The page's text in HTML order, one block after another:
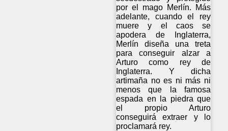
por el mago Merlín. Más
adelante, cuando el rey
muere y el caos se
apodera de Inglaterra,
Merlín diseña una treta
para conseguir alzar a
Arturo como rey de
Inglaterra. Y dicha
artimaña no es ni más ni
menos que la famosa
espada en la piedra que
el propio Arturo
conseguirá extraer y lo
proclamará rey.